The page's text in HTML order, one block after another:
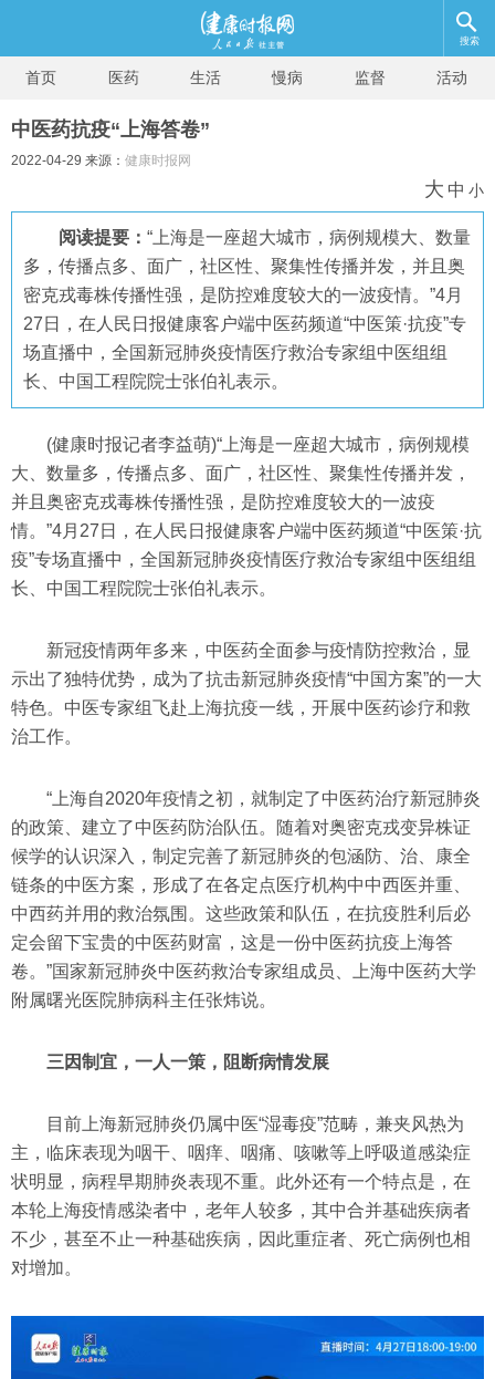
搜索
首页 医药 生活 慢病 监督 活动
中医药抗疫“上海答卷”
2022-04-29 来源： 健康时报网
大 中 小
阅读提要： “上海是一座超大城市，病例规模大、数量
多，传播点多、面广，社区性、聚集性传播并发，并且奥
密克戎毒株传播性强，是防控难度较大的一波疫情。”4月
27日，在人民日报健康客户端中医药频道“中医策·抗疫”专
场直播中，全国新冠肺炎疫情医疗救治专家组中医组组
长、中国工程院院士张伯礼表示。
(健康时报记者李益萌)“上海是一座超大城市，病例规模
大、数量多，传播点多、面广，社区性、聚集性传播并发，
并且奥密克戎毒株传播性强，是防控难度较大的一波疫
情。”4月27日，在人民日报健康客户端中医药频道“中医策·抗
疫”专场直播中，全国新冠肺炎疫情医疗救治专家组中医组组
长、中国工程院院士张伯礼表示。
新冠疫情两年多来，中医药全面参与疫情防控救治，显
示出了独特优势，成为了抗击新冠肺炎疫情“中国方案”的一大
特色。中医专家组飞赴上海抗疫一线，开展中医药诊疗和救
治工作。
“上海自2020年疫情之初，就制定了中医药治疗新冠肺炎
的政策、建立了中医药防治队伍。随着对奥密克戎变异株证
候学的认识深入，制定完善了新冠肺炎的包涵防、治、康全
链条的中医方案，形成了在各定点医疗机构中中西医并重、
中西药并用的救治氛围。这些政策和队伍，在抗疫胜利后必
定会留下宝贵的中医药财富，这是一份中医药抗疫上海答
卷。”国家新冠肺炎中医药救治专家组成员、上海中医药大学
附属曙光医院肺病科主任张炜说。
三因制宜，一人一策，阻断病情发展
目前上海新冠肺炎仍属中医“湿毒疫”范畴，兼夹风热为
主，临床表现为咽干、咽痒、咽痛、咳嗽等上呼吸道感染症
状明显，病程早期肺炎表现不重。此外还有一个特点是，在
本轮上海疫情感染者中，老年人较多，其中合并基础疾病者
不少，甚至不止一种基础疾病，因此重症者、死亡病例也相
对增加。